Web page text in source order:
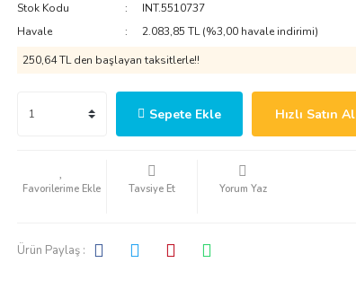
Stok Kodu
INT.5510737
Havale
2.083,85 TL (%3,00 havale indirimi)
250,64 TL den başlayan taksitlerle!!
Sepete Ekle Hızlı Satın Al
Tavsiye Et Yorum Yaz
Ürün Paylaş :